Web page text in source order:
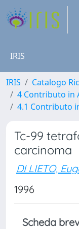
IRIS
IRIS
Catalogo
4 Contributo in
4.1 Contributo
Tc-99
carcinoma
DI LIETO,
1996
Scheda